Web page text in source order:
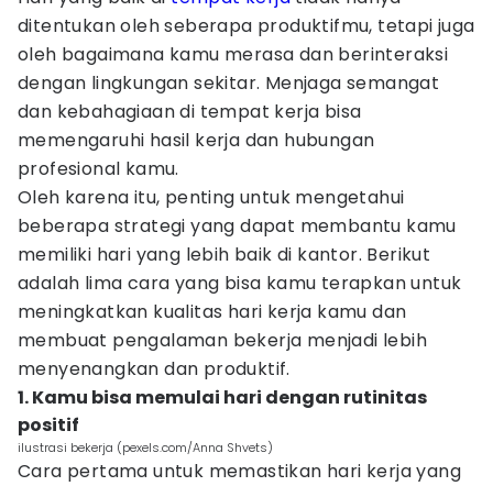
ditentukan oleh seberapa produktifmu, tetapi juga
oleh bagaimana kamu merasa dan berinteraksi
dengan lingkungan sekitar. Menjaga semangat
dan kebahagiaan di tempat kerja bisa
memengaruhi hasil kerja dan hubungan
profesional kamu.
Oleh karena itu, penting untuk mengetahui
beberapa strategi yang dapat membantu kamu
memiliki hari yang lebih baik di kantor. Berikut
adalah lima cara yang bisa kamu terapkan untuk
meningkatkan kualitas hari kerja kamu dan
membuat pengalaman bekerja menjadi lebih
menyenangkan dan produktif.
1. Kamu bisa memulai hari dengan rutinitas
positif
ilustrasi bekerja (pexels.com/Anna Shvets)
Cara pertama untuk memastikan hari kerja yang